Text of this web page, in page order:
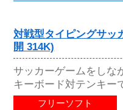
対戦型タイピングサッ
開 314K)
サッカーゲームをしな
キーボード対テンキー
フリーソフト